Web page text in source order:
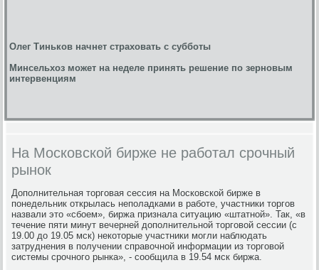
Олег Тиньков начнет страховать с субботы
Минсельхоз может на неделе принять решение по зерновым
интервенциям
На Московской бирже не работал срочный
рынок
Дополнительная торговая сессия на Московской бирже в
понедельник открылась неполадками в работе, участники торгов
назвали это «сбоем», биржа признала ситуацию «штатной». Так, «в
течение пяти минут вечерней дополнительной торговой сессии (с
19.00 до 19.05 мск) некоторые участники могли наблюдать
затруднения в получении справочной информации из торговой
системы срочного рынка», - сообщила в 19.54 мск биржа.